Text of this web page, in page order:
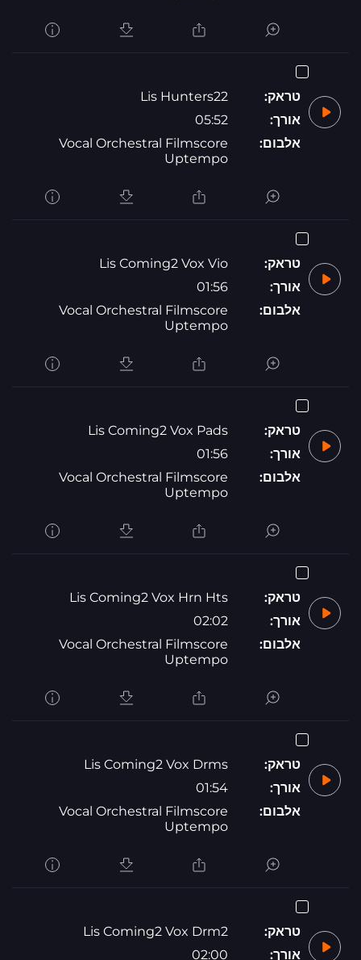
טראק:
Lis Hunters22
אורך:
05:52
אלבום:
Vocal Orchestral Filmscore
Uptempo
טראק:
Lis Coming2 Vox Vio
אורך:
01:56
אלבום:
Vocal Orchestral Filmscore
Uptempo
טראק:
Lis Coming2 Vox Pads
אורך:
01:56
אלבום:
Vocal Orchestral Filmscore
Uptempo
טראק:
Lis Coming2 Vox Hrn Hts
אורך:
02:02
אלבום:
Vocal Orchestral Filmscore
Uptempo
טראק:
Lis Coming2 Vox Drms
אורך:
01:54
אלבום:
Vocal Orchestral Filmscore
Uptempo
טראק:
Lis Coming2 Vox Drm2
אורך:
02:00